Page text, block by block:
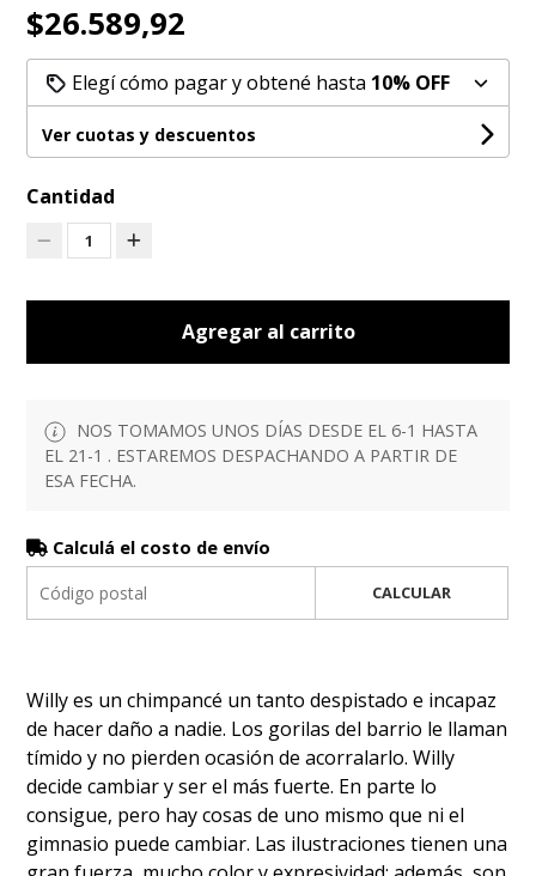
$26.589,92
Elegí cómo pagar y obtené hasta 10% OFF
Ver cuotas y descuentos
Cantidad
1
Agregar al carrito
NOS TOMAMOS UNOS DÍAS DESDE EL 6-1 HASTA
EL 21-1 . ESTAREMOS DESPACHANDO A PARTIR DE
ESA FECHA.
Calculá el costo de envío
CALCULAR
Willy es un chimpancé un tanto despistado e incapaz
de hacer daño a nadie. Los gorilas del barrio le llaman
tímido y no pierden ocasión de acorralarlo. Willy
decide cambiar y ser el más fuerte. En parte lo
consigue, pero hay cosas de uno mismo que ni el
gimnasio puede cambiar. Las ilustraciones tienen una